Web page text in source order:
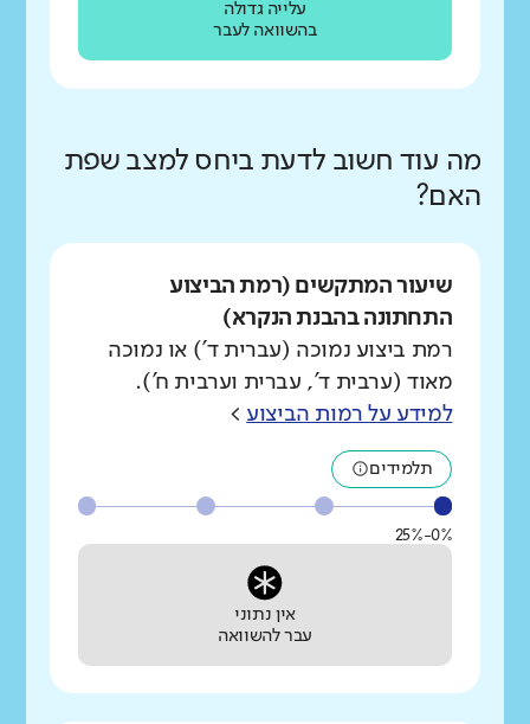
עלייה גדולה
בהשוואה לעבר
מה עוד חשוב לדעת ביחס למצב שפת
האם?
שיעור המתקשים (רמת הביצוע
התחתונה בהבנת הנקרא)
רמת ביצוע נמוכה (עברית ד') או נמוכה
מאוד (ערבית ד', עברית וערבית ח').
למידע על רמות הביצוע >
תלמידים
0%-25%
אין נתוני
עבר להשוואה